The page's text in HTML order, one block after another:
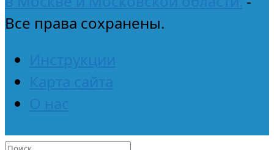
Все права сохранены.
Инструкции
Карта сайта
О нас